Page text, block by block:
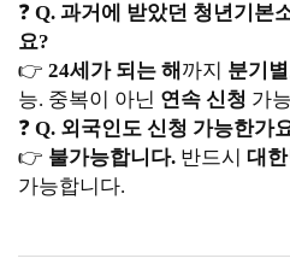
❓ Q. 과거에 받았던 청년기본
요?
👉 24세가 되는 해 까지 분기
능. 중복이 아닌 연속 신청 가
❓ Q. 외국인도 신청 가능한가
👉 불가능합니다. 반드시 대
가능합니다.